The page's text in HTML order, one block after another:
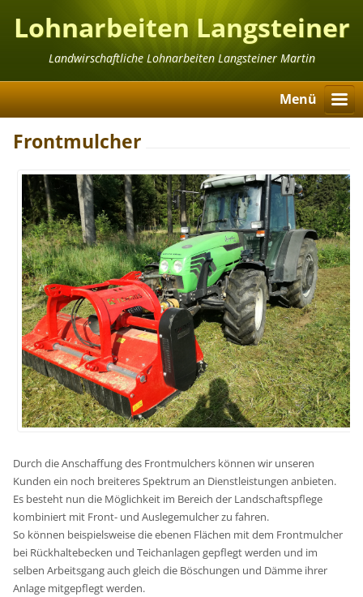
Lohnarbeiten Langsteiner
Martin
Landwirschaftliche Lohnarbeiten Langsteiner Martin
Menü
Frontmulcher
Durch die Anschaffung des Frontmulchers können wir unseren
Kunden ein noch breiteres Spektrum an Dienstleistungen anbieten.
Es besteht nun die Möglichkeit im Bereich der Landschaftspflege
kombiniert mit Front- und Auslegemulcher zu fahren.
So können beispielsweise die ebenen Flächen mit dem Frontmulcher
bei Rückhaltebecken und Teichanlagen gepflegt werden und im
selben Arbeitsgang auch gleich die Böschungen und Dämme ihrer
Anlage mitgepflegt werden.